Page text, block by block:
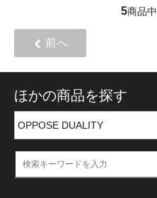
5商品中
前へ
ほかの商品を探す